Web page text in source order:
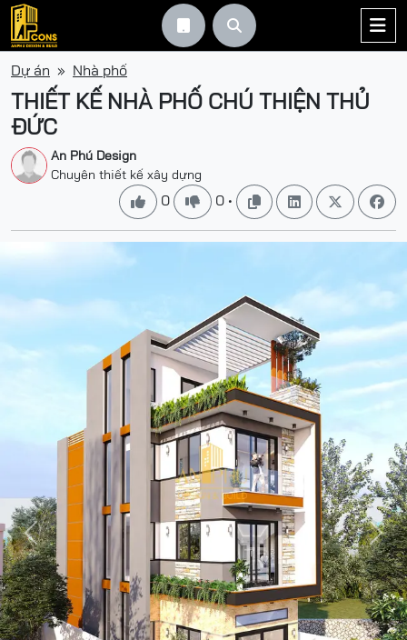


Dự án Nhà phố
THIẾT KẾ NHÀ PHỐ CHÚ THIỆN THỦ
ĐỨC
An Phú Design
Chuyên thiết kế xây dựng
 0  0 •    
Previous Next